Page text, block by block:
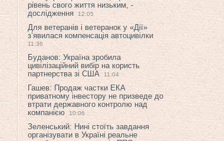
рівень свого життя низьким, -
дослідження
12:05
Для ветеранів і ветеранок у «Дії»
з’явилася компенсація автоцивілки
11:36
Буданов: Україна зробила
цивілізаційний вибір на користь
партнерства зі США
11:04
Гашев: Продаж частки ЕКА
приватному інвестору не призведе до
втрати державного контролю над
компанією
10:06
Зеленський: Нині стоїть завдання
організувати в Україні реальне